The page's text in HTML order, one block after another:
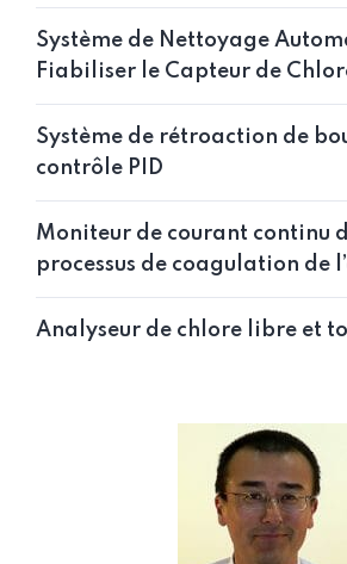
Système de Nettoyage
Fiabiliser le Capteur de
Système de rétroaction de
contrôle PID
Moniteur de courant continu
processus de coagulation de
Analyseur de chlore libre et